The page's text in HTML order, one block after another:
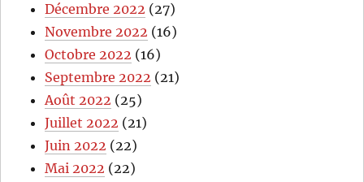
Décembre 2022 (27)
Novembre 2022 (16)
Octobre 2022 (16)
Septembre 2022 (21)
Août 2022 (25)
Juillet 2022 (21)
Juin 2022 (22)
Mai 2022 (22)